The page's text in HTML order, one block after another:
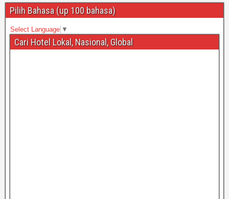
Pilih Bahasa (up 100 bahasa)
Select Language ▼
Cari Hotel Lokal, Nasional, Global